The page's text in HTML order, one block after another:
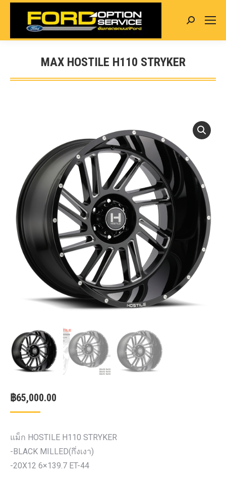
Search:
MAX HOSTILE H110 STRYKER
You are here:
฿65,000.00
แม็ก HOSTILE H110 STRYKER
-BLACK MILLED(กึ่งเงา)
-20X12 6×139.7 ET-44